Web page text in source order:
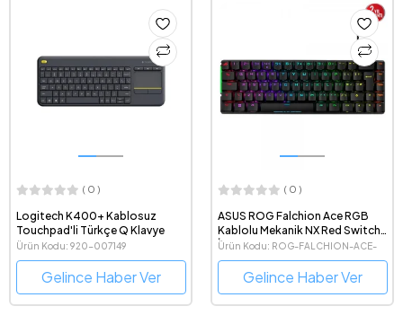
( 0 )
Logitech K400+ Kablosuz
Touchpad'li Türkçe Q Klavye
Ürün Kodu: 920-007149
Gelince Haber Ver
( 0 )
ASUS ROG Falchion Ace RGB
Kablolu Mekanik NX Red Switch
İngilizce Gaming Klavye
Ürün Kodu: ROG-FALCHION-ACE-
NX RED
Gelince Haber Ver